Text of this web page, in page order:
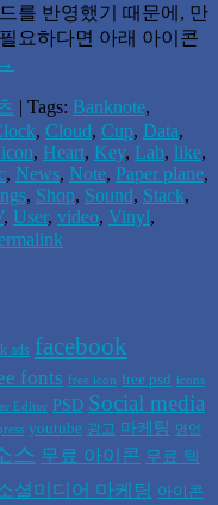
를 반영했기 때문에, 만
요하다면 아래 아이콘
→
| Tags: Banknote,
, Cloud, Cup, Data,
, Heart, Key, Lab, like,
, News, Note, Paper plane,
, Shop, Sound, Stack,
, User, video, Vinyl,
ads facebook
fonts free icon free psd icons
Editor PSD Social media
youtube 광고 마케팅 명언
스 무료 아이콘 무료 텍
셜미디어 마케팅 아이콘